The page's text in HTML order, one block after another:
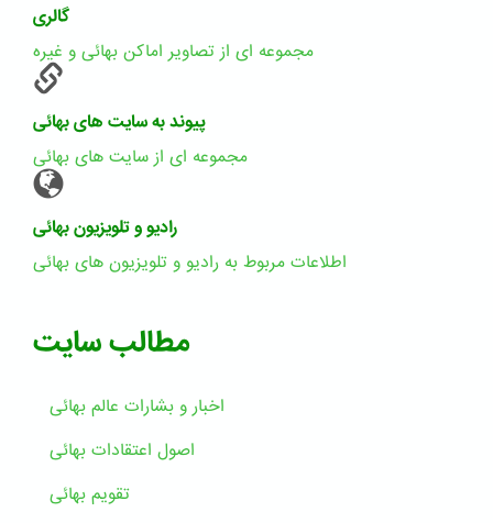
گالری
مجموعه ای از تصاویر اماکن بهائی و غیره
پیوند به سایت های بهائی
مجموعه ای از سایت های بهائی
رادیو و تلویزیون بهائی
اطلاعات مربوط به رادیو و تلویزیون های بهائی
مطالب سایت
اخبار و بشارات عالم بهائى
اصول اعتقادات بهائی
تقویم بهائی